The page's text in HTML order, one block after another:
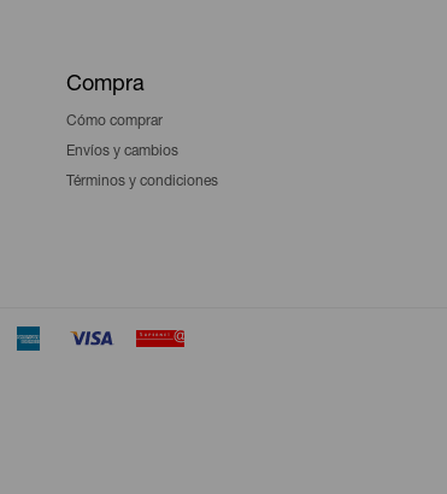
Compra
Cómo comprar
Envíos y cambios
Términos y condiciones